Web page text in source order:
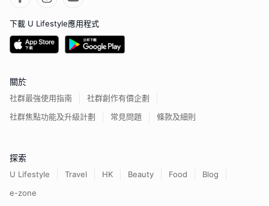
下載 U Lifestyle應用程式
關於
社群最強使用指南
社群創作有價企劃
社群焦點功能及升級計劃
常見問題 條款及細則
探索
U Lifestyle Travel HK Beauty Food
Blog
e-zone